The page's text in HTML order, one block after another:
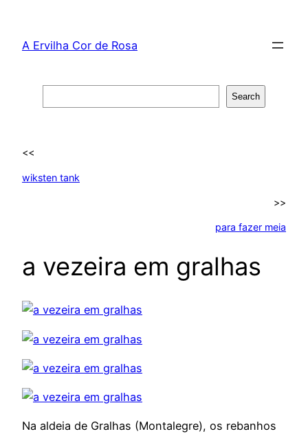
content
A Ervilha Cor de Rosa
Search
<<
wiksten tank
>>
para fazer meia
a vezeira em gralhas
Na aldeia de Gralhas (Montalegre), os rebanhos